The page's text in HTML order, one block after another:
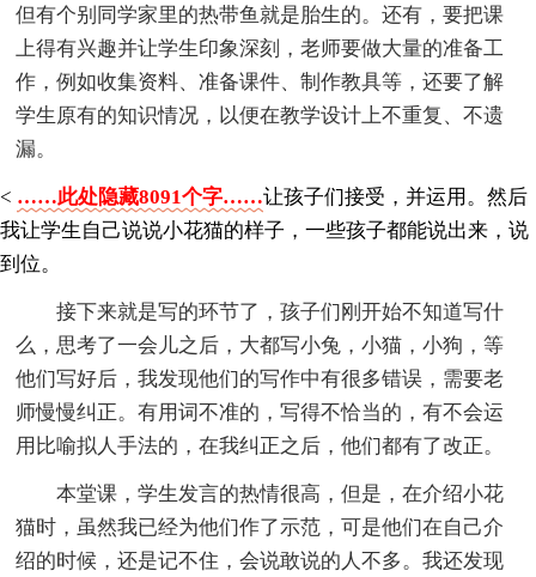
但有个别同学家里的热带鱼就是胎生的。还有，要把课
上得有兴趣并让学生印象深刻，老师要做大量的准备工
作，例如收集资料、准备课件、制作教具等，还要了解
学生原有的知识情况，以便在教学设计上不重复、不遗
漏。
< ……此处隐藏8091个字……让孩子们接受，并运用。然后
我让学生自己说说小花猫的样子，一些孩子都能说出来，说
到位。
接下来就是写的环节了，孩子们刚开始不知道写什
么，思考了一会儿之后，大都写小兔，小猫，小狗，等
他们写好后，我发现他们的写作中有很多错误，需要老
师慢慢纠正。有用词不准的，写得不恰当的，有不会运
用比喻拟人手法的，在我纠正之后，他们都有了改正。
本堂课，学生发言的热情很高，但是，在介绍小花
猫时，虽然我已经为他们作了示范，可是他们在自己介
绍的时候，还是记不住，会说敢说的人不多。我还发现